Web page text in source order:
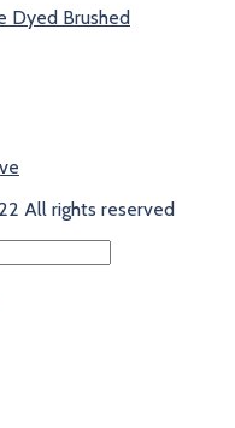
Dyed Brushed
All rights reserved